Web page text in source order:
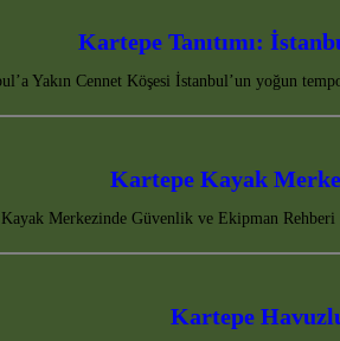
Kartepe Tanıtımı:
Yakın Cennet Köşesi İstanbul’un yoğun
Kartepe Kayak
Kayak Merkezinde Güvenlik ve Ekipman
Kartepe